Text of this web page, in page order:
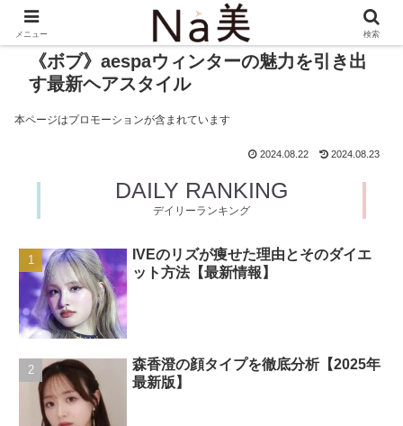
《ボブ》aespaウィンターの魅力を引き出
す最新ヘアスタイル
本ページはプロモーションが含まれています
2024.08.22 2024.08.23
DAILY RANKING
デイリーランキング
IVEのリズが痩せた理由とそのダイエ
ット方法【最新情報】
森香澄の顔タイプを徹底分析【2025年
最新版】
メニュー 検索